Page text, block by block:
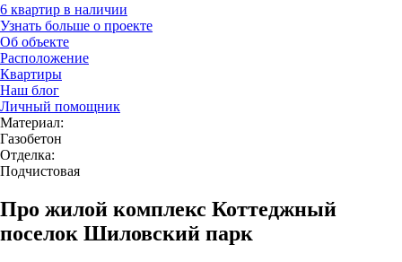
6 квартир в наличии
Узнать больше о проекте
Об объекте
Расположение
Квартиры
Наш блог
Личный помощник
Материал:
Газобетон
Отделка:
Подчистовая
Про жилой комплекс Коттеджный
поселок Шиловский парк